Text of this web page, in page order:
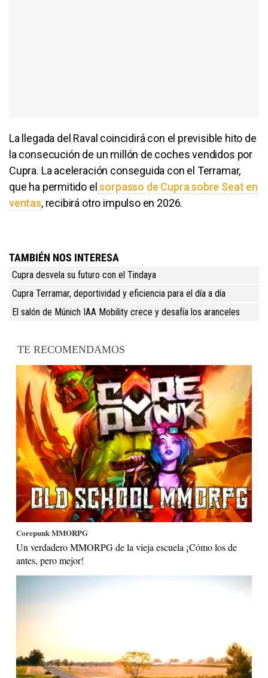
La llegada del Raval coincidirá con el previsible hito de
la consecución de un millón de coches vendidos por
Cupra. La aceleración conseguida con el Terramar,
que ha permitido el sorpasso de Cupra sobre Seat en
ventas, recibirá otro impulso en 2026.
TAMBIÉN NOS INTERESA
Cupra desvela su futuro con el Tindaya
Cupra Terramar, deportividad y eficiencia para el día a día
El salón de Múnich IAA Mobility crece y desafía los aranceles
TE RECOMENDAMOS
Corepunk MMORPG
Un verdadero MMORPG de la vieja escuela ¡Cómo los de
antes, pero mejor!